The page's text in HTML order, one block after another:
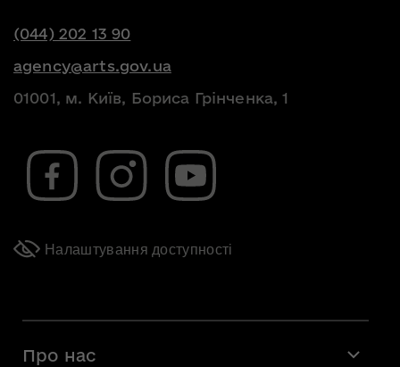
(044) 202 13 90
agency@arts.gov.ua
01001, м. Київ, Бориса Грінченка, 1
Налаштування доступності
Про нас